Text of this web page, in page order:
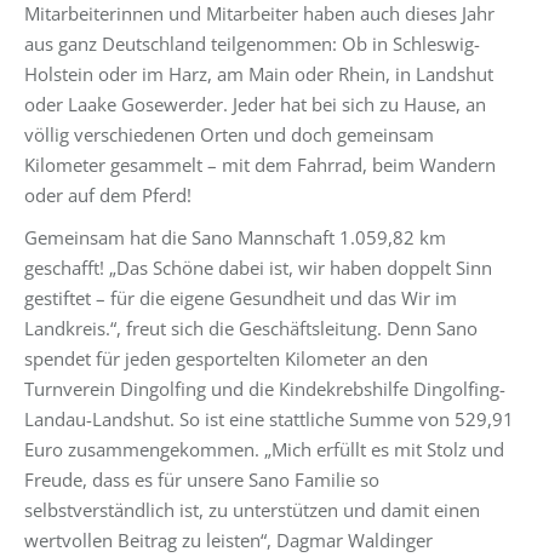
Mitarbeiterinnen und Mitarbeiter haben auch dieses Jahr
aus ganz Deutschland teilgenommen: Ob in Schleswig-
Holstein oder im Harz, am Main oder Rhein, in Landshut
oder Laake Gosewerder. Jeder hat bei sich zu Hause, an
völlig verschiedenen Orten und doch gemeinsam
Kilometer gesammelt – mit dem Fahrrad, beim Wandern
oder auf dem Pferd!
Gemeinsam hat die Sano Mannschaft 1.059,82 km
geschafft! „Das Schöne dabei ist, wir haben doppelt Sinn
gestiftet – für die eigene Gesundheit und das Wir im
Landkreis.“, freut sich die Geschäftsleitung. Denn Sano
spendet für jeden gesportelten Kilometer an den
Turnverein Dingolfing und die Kindekrebshilfe Dingolfing-
Landau-Landshut. So ist eine stattliche Summe von 529,91
Euro zusammengekommen. „Mich erfüllt es mit Stolz und
Freude, dass es für unsere Sano Familie so
selbstverständlich ist, zu unterstützen und damit einen
wertvollen Beitrag zu leisten“, Dagmar Waldinger